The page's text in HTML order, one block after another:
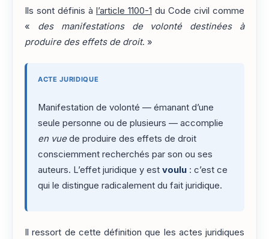
Ils sont définis à l’article 1100-1 du Code civil comme
« des manifestations de volonté destinées à
produire des effets de droit. »
ACTE JURIDIQUE
Manifestation de volonté — émanant d’une
seule personne ou de plusieurs — accomplie
en vuede produire des effets de droit
consciemment recherchés par son ou ses
auteurs. L’effet juridique y est voulu : c’est ce
qui le distingue radicalement du fait juridique.
Il ressort de cette définition que les actes juridiques